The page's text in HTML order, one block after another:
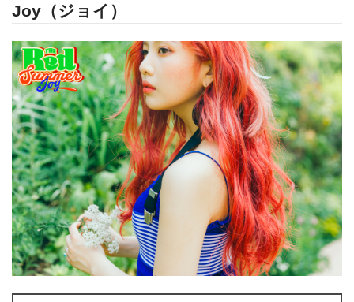
Joy（ジョイ）